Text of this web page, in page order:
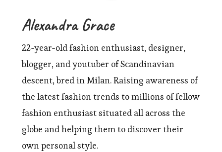
Alexandra Grace
22-year-old fashion enthusiast, designer,
blogger, and youtuber of Scandinavian
descent, bred in Milan. Raising awareness of
the latest fashion trends to millions of fellow
fashion enthusiast situated all across the
globe and helping them to discover their
own personal style.